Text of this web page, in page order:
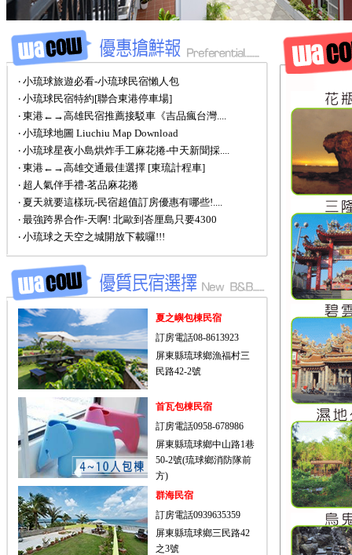
‧ 小琉球旅遊必看-小琉球民宿懶人包
‧ 小琉球民宿特約[聯合東港停車場]
‧ 東港←→高雄民宿推薦接駁車《吉品瘋台灣....
‧ 小琉球地圖 Liuchiu Map Download
‧ 小琉球星夜小島烘炸手工麻花捲-中天新聞採....
‧ 東港←→高雄交通最佳選擇 [東琉計程車]
‧ 超人氣伴手禮-茗品麻花捲
‧ 夏天就要這樣玩-民宿超值訂房優惠有哪些!....
‧ 最強跨界合作-天啊! 北歐到峇厘島只要4300
‧ 小琉球之天空之城開放下載囉!!!
夏之嶼包棟民宿
訂房電話08-8613923
屏東縣琉球鄉漁福村三
民路42-2號
首瓦包棟民宿
訂房電話0958-678986
屏東縣琉球鄉中山路1巷
50-2號(琉球鄉消防隊前
方)
群海民宿
訂房電話0939635359
屏東縣琉球鄉三民路42
之3號